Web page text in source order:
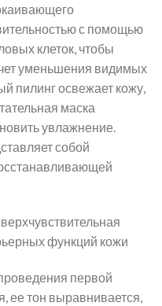
с помощью
клеток, чтобы
уменьшения видимых
пилинг освежает кожу,
маска
увлажнение.
собой
функций кожи
первой
ее тон выравнивается,